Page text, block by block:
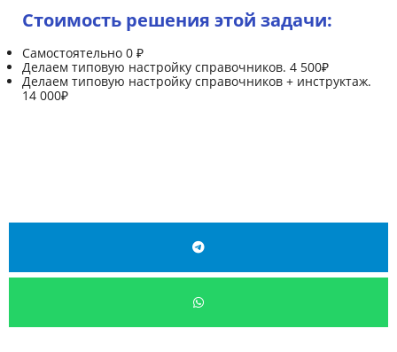
Стоимость решения этой задачи:
Самостоятельно 0 ₽
Делаем типовую настройку справочников. 4 500₽
Делаем типовую настройку справочников + инструктаж.
14 000₽